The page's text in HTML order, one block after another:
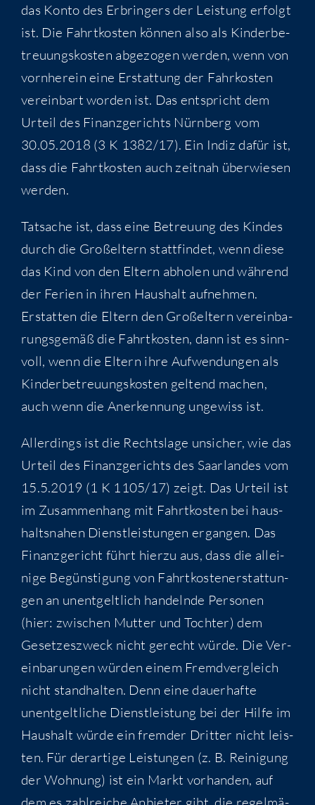
das Kon­to des Erbrin­gers der Leis­tung erfolgt
ist. Die Fahrt­kos­ten kön­nen also als Kin­der­be­
treu­ungs­kos­ten abge­zo­gen wer­den, wenn von
vorn­her­ein eine Erstat­tung der Fahr­kos­ten
ver­ein­bart wor­den ist. Das ent­spricht dem
Urteil des Finanz­ge­richts Nürn­berg vom
30.05.2018 (3 K 1382/17). Ein Indiz dafür ist,
dass die Fahrt­kos­ten auch zeit­nah über­wie­sen
werden.
Tat­sa­che ist, dass eine Betreu­ung des Kin­des
durch die Groß­el­tern statt­fin­det, wenn die­se
das Kind von den Eltern abho­len und wäh­rend
der Feri­en in ihren Haus­halt auf­neh­men.
Erstat­ten die Eltern den Groß­el­tern ver­ein­ba­
rungs­ge­mäß die Fahrt­kos­ten, dann ist es sinn­
voll, wenn die Eltern ihre Auf­wen­dun­gen als
Kin­der­be­treu­ungs­kos­ten gel­tend machen,
auch wenn die Aner­ken­nung unge­wiss ist.
Aller­dings ist die Rechts­la­ge unsi­cher, wie das
Urteil des Finanz­ge­richts des Saar­lan­des vom
15.5.2019 (1 K 1105/17) zeigt. Das Urteil ist
im Zusam­men­hang mit Fahrt­kos­ten bei haus­
halts­na­hen Dienst­leis­tun­gen ergan­gen. Das
Finanz­ge­richt führt hier­zu aus, dass die allei­
ni­ge Begüns­ti­gung von Fahrt­kos­ten­er­stat­tun­
gen an unent­gelt­lich han­deln­de Per­so­nen
(hier: zwi­schen Mut­ter und Toch­ter) dem
Geset­zes­zweck nicht gerecht wür­de. Die Ver­
ein­ba­run­gen wür­den einem Fremd­ver­gleich
nicht stand­hal­ten. Denn eine dau­er­haf­te
unent­gelt­li­che Dienst­leis­tung bei der Hil­fe im
Haus­halt wür­de ein frem­der Drit­ter nicht leis­
ten. Für der­ar­ti­ge Leis­tun­gen (z. B. Rei­ni­gung
der Woh­nung) ist ein Markt vor­han­den, auf